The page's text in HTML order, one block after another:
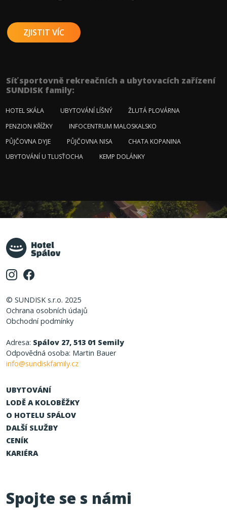
ZJISTIT VÍC
Síť sportovně rekreačních a ubytovacích zařízení
SUNDISK family:
HOTEL SKÁLA UBYTOVÁNÍ LÍŠNÝ
ŽLUTÁ PLOVÁRNA
PENZION KŘÍŽKY
INFOCENTRUM MALOSKALSKO
PŮJČOVNA DYJE
PŮJČOVNA NISA
CHATA KOPANINA
UBYTOVÁNÍ U TLUSŤOCHA
KEMP DOLÁNKY
© SUNDISK s.r.o. 2025
Ochrana osobních údajů
Obchodní podmínky
Adresa: Spálov 27, 513 01 Semily
Odpovědná osoba: Martin Bauer
info@sundiskfamily.cz
UBYTOVÁNÍ
LODĚ A KOLOBĚŽKY
O HOTELU SPÁLOV
DALŠÍ SLUŽBY
CENÍK
KARIÉRA
Spojte se s námi